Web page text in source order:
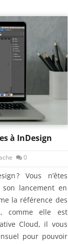
à InDesign
0
? Vous n’êtes
lancement en
la référence des
comme elle est
Cloud, il vous
pour pouvoir